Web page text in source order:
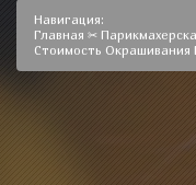
Навигация:
Главная ✂
Стоимость Окрашивания